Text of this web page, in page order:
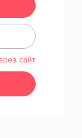
сайт